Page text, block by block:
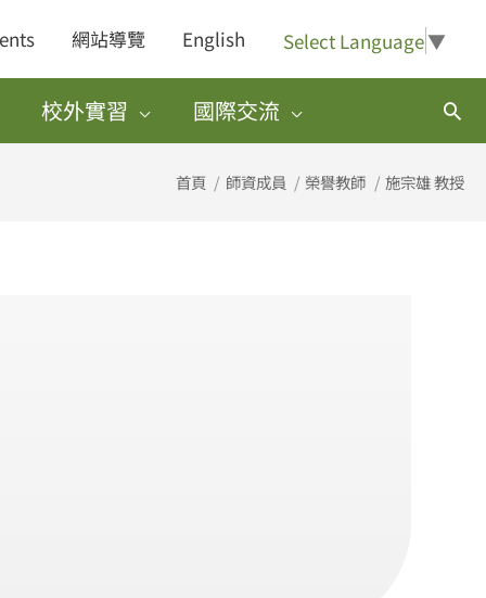
網站導覽 English Select Language▼
校外實習 國際交流
搜
尋
首頁 師資成員 榮譽教師 施宗雄 教授